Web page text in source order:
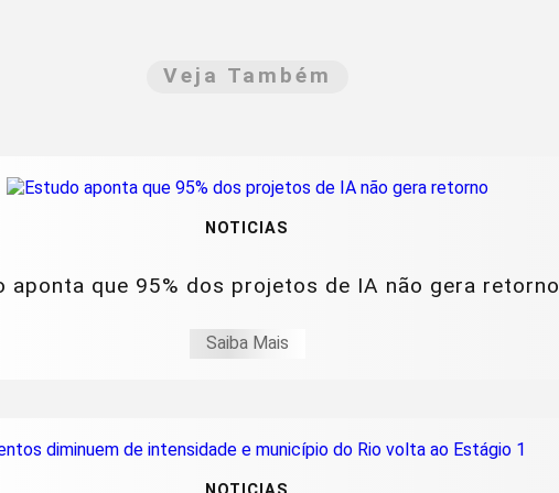
Veja Também
NOTICIAS
aponta que 95% dos projetos de IA não gera retorno
Saiba Mais